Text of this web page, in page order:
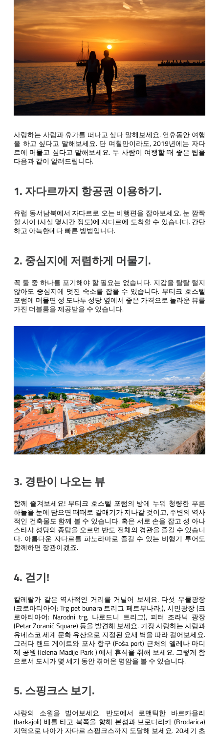
사랑하는 사람과 휴가를 떠나고 싶다 말해보세요. 연휴동안 여행
을 하고 싶다고 말해보세요. 단 며칠만이라도, 2019년에는 자다
르에 머물고 싶다고 말해보세요. 두 사람이 여행할 때 좋은 팁을
다음과 같이 알려드립니다.
1. 자다르까지 항공권 이용하기.
유럽 동서남북에서 자다르로 오는 비행편을 잡아보세요. 눈 깜짝
할 사이 (사실 몇시간 정도)에 자다르에 도착할 수 있습니다. 간단
하고 아늑한데다 빠른 방법입니다.
2. 중심지에 저렴하게 머물기.
꼭 둘 중 하나를 포기해야 할 필요는 없습니다. 지갑을 탈탈 털지
않아도 중심지에 멋진 숙소를 잡을 수 있습니다. 부티크 호스텔
포럼에 머물면 성 도나투 성당 옆에서 좋은 가격으로 놀라운 뷰를
가진 더블룸을 제공받을 수 있습니다.
3. 경탄이 나오는 뷰
함께 즐겨보세요! 부티크 호스텔 포럼의 방에 누워 청량한 푸른
하늘을 눈에 담으면 때때로 갈매기가 지나갈 것이고, 주변의 역사
적인 건축물도 함께 볼 수 있습니다. 혹은 서로 손을 잡고 성 아나
스타샤 성당의 종탑을 오르면 반도 전체의 경관을 즐길 수 있습니
다. 아름다운 자다르를 파노라마로 즐길 수 있는 비행기 투어도
함께하면 장관이겠죠.
4. 걷기!
칼레랄가 같은 역사적인 거리를 거닐어 보세요. 다섯 우물광장
(크로아티아어: Trg pet bunara 트리그 페트부나라,), 시민광장 (크
로아티아어: Narodni trg, 나로드니 트리그), 피터 조라닉 광장
(Petar Zoranić Square) 등을 발견해 보세요. 가장 사랑하는 사람과
유네스코 세계 문화 유산으로 지정된 요새 벽을 따라 걸어보세요.
그러다 랜드 게이트와 포사 항구 (Foša port) 근처의 옐레나 마디
제 공원 (Jelena Madije Park ) 에서 휴식을 취해 보세요. 그렇게 함
으로서 도시가 몇 세기 동안 겪어온 명암을 볼 수 있습니다.
5. 스핑크스 보기.
사랑의 소원을 빌어보세요. 반도에서 로맨틱한 바르카욜리
(barkajoli) 배를 타고 북쪽을 향해 본섬과 브로다리카 (Brodarica)
지역으로 나아가 자다르 스핑크스까지 도달해 보세요. 20세기 초